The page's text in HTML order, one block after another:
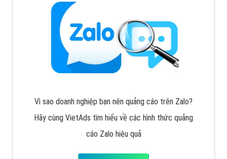
Vì sao doanh nghiệp bạn nên quảng cáo trên Zalo?
Hãy cùng VietAds tìm hiểu về các hình thức quảng
cáo Zalo hiệu quả